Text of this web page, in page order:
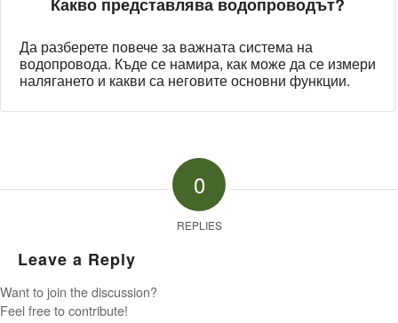
Да разберете повече за важната система на
водопровода. Къде се намира, как може да се измери
налягането и какви са неговите основни функции.
0
REPLIES
Leave a Reply
Want to join the discussion?
Feel free to contribute!